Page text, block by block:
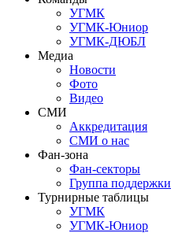
УГМК
УГМК-Юниор
УГМК-ДЮБЛ
Медиа
Новости
Фото
Видео
СМИ
Аккредитация
СМИ о нас
Фан-зона
Фан-секторы
Группа поддержки
Турнирные таблицы
УГМК
УГМК-Юниор